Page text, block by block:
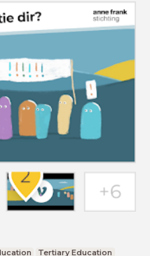
Tertiary Education